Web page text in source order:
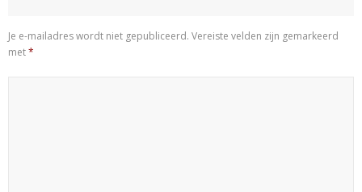
Je e-mailadres wordt niet gepubliceerd. Vereiste velden zijn gemarkeerd
met*